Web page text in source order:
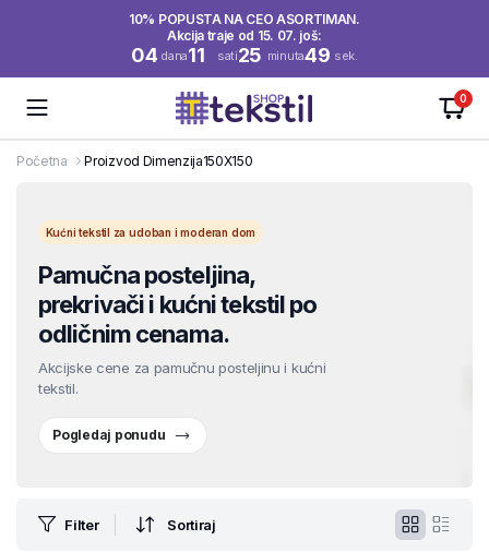
10% POPUSTA NA CEO ASORTIMAN.
Akcija traje od 15. 07. još:
04 dana11 sati25 minuta49 sek.
0
Početna Proizvod Dimenzija150X150
Kućni tekstil za udoban i moderan dom
Pamučna posteljina,
prekrivači i kućni tekstil po
odličnim cenama.
Akcijske cene za pamučnu posteljinu i kućni
tekstil.
Pogledaj ponudu
Filter Sortiraj